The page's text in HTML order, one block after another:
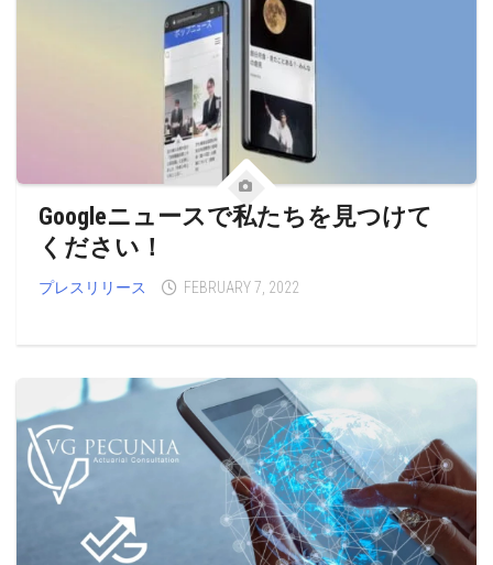
Googleニュースで私たちを見つけて
ください！
プレスリリース FEBRUARY 7, 2022